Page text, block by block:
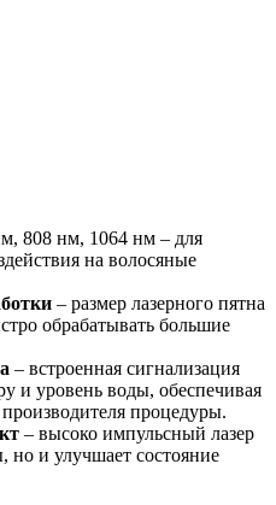
808 нм, 1064 нм – для
на волосяные
– размер лазерного пятна
обрабатывать большие
– встроенная сигнализация
и уровень воды, обеспечивая
процедуры.
– высоко импульсный лазер
но и улучшает состояние